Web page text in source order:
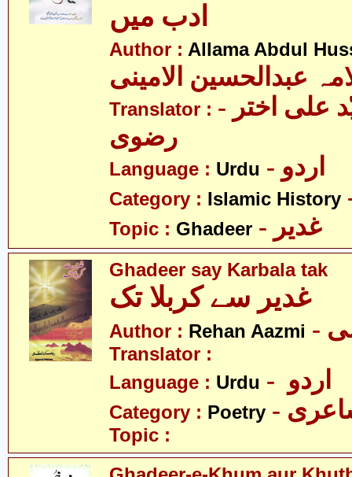
ادب میں
Author : Allama Abdul
عبدالحسین الامینی
Translator : - مولانا سیّد علی اختر
رضوی
Language : Urdu - اردو
Category : Islamic History
Topic : Ghadeer - غدیر
Ghadeer say Karbala tak
غدیر سے کربلا تک
Author : Rehan Aazmi
Translator :
Language : Urdu
Category : Poetry
Topic :